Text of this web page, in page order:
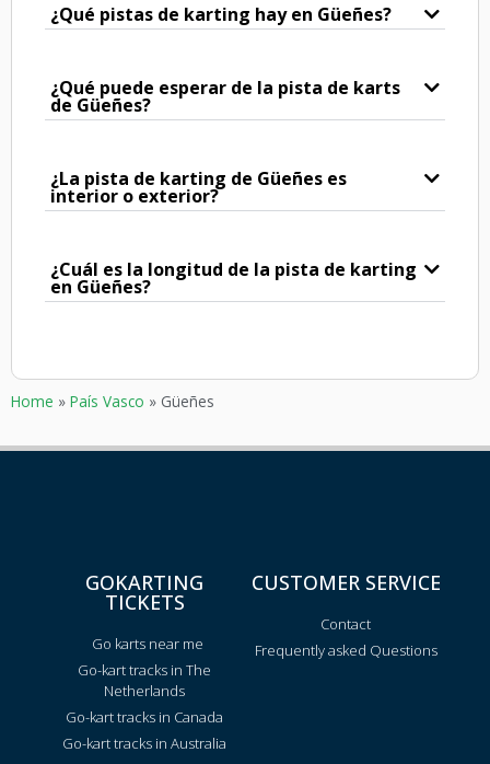
¿Qué pistas de karting hay en Güeñes?
¿Qué puede esperar de la pista de karts
de Güeñes?
¿La pista de karting de Güeñes es
interior o exterior?
¿Cuál es la longitud de la pista de karting
en Güeñes?
Home » País Vasco » Güeñes
GOKARTING
TICKETS
Go karts near me
Go-kart tracks in The
Netherlands
Go-kart tracks in Canada
Go-kart tracks in Australia
CUSTOMER SERVICE
Contact
Frequently asked Questions